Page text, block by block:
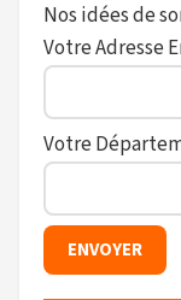
Nos idées de
Votre Adresse
Votre